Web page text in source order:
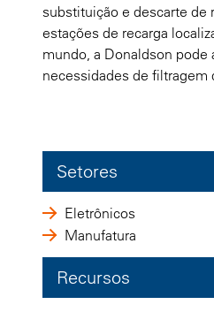
substituição e descarte de
estações de recarga
mundo, a Donaldson pode
necessidades de filtragem
Setores
Eletrônicos
Manufatura
Recursos